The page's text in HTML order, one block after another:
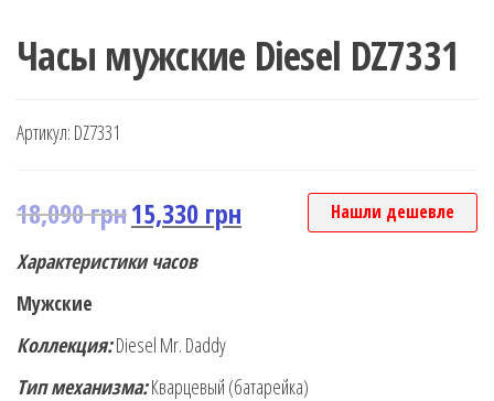
Часы мужские Diesel DZ7331
Артикул: DZ7331
18,090грн15,330 грн Нашли дешевле
Характеристики часов
Мужские
Коллекция:Diesel Mr. Daddy
Тип механизма:Кварцевый (батарейка)